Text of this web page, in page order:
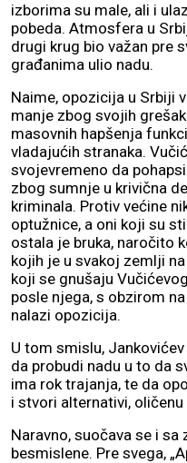
izborima su male, ali i
pobeda. Atmosfera u
drugi krug bio važan pre
građanima ulio nadu.
Naime, opozicija u Srbiji
manje zbog svojih
masovnih hapšenja
vladajućih stranaka.
svojevremeno da
zbog sumnje u krivična
kriminala. Protiv većine
optužnice, a oni koji su
ostala je bruka, naročito
kojih je u svakoj zemlji
koji se gnušaju
posle njega, s obzirom
nalazi opozicija.
U tom smislu,
da probudi nadu u to da
ima rok trajanja, te da
i stvori alternativi,
Naravno, suočava se i
besmislene. Pre svega,